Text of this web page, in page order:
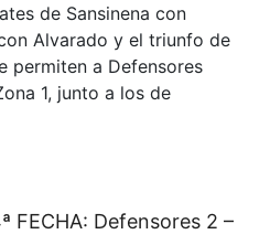
de Sansinena con
Alvarado y el triunfo de
permiten a Defensores
1, junto a los de
FECHA: Defensores 2 –